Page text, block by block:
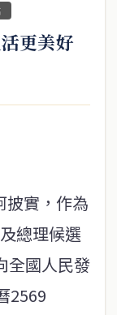
更美好
披實，作為
總理候選
全國人民發
2569